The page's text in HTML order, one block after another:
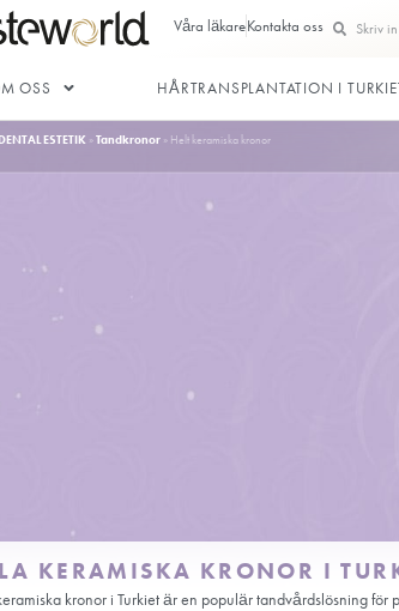
Våra läkare
Hem»DENTAL ESTETIK»Tandkronor»Helt keramiska kronor